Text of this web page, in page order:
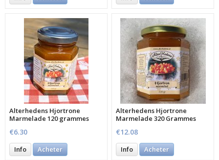
Alterhedens Hjortrone
Marmelade 120 grammes
€6.30
Info Acheter
Alterhedens Hjortrone
Marmelade 320 Grammes
€12.08
Info Acheter